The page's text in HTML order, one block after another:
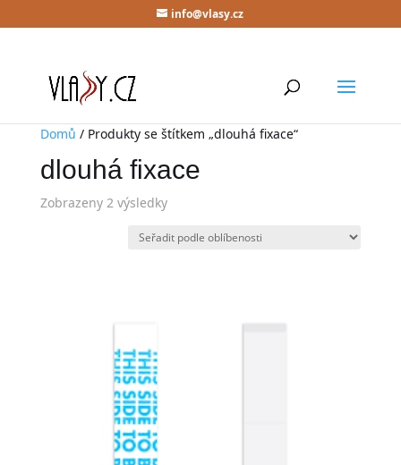
info@vlasy.cz
Domů / Produkty se štítkem „dlouhá fixace“
dlouhá fixace
Zobrazeny 2 výsledky